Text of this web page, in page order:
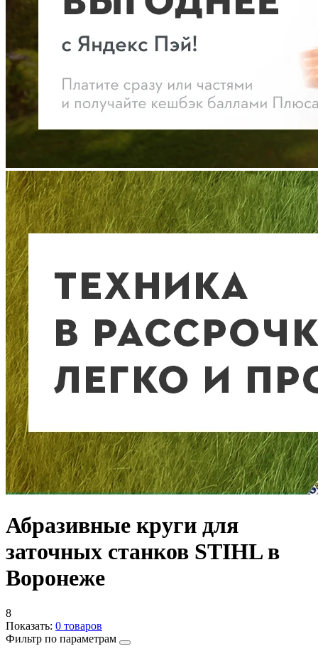
Абразивные круги для
заточных станков STIHL в
Воронеже
8
Показать: 0 товаров
Фильтр по параметрам